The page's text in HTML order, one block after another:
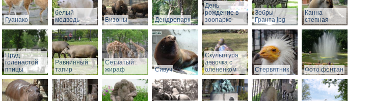
Гуанако
белый
медведь
Бизоны Дендропарк
День
рождение в
зоопарке
Зебры
Гранта.jpg
Канна
степная
Пруд
голенастой
птицы
Равнинный
тапир
Сетчатый
жираф
Сивуч
Скульптура
девочка с
олененком
Стервятник Фото фонтан